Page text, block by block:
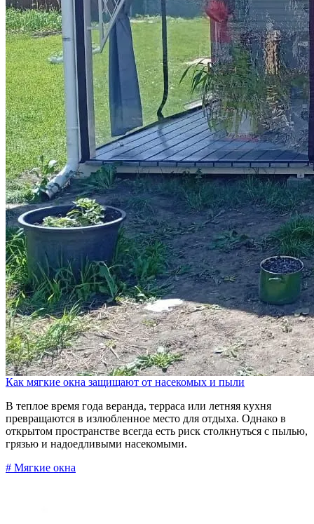
Как мягкие окна защищают от насекомых и пыли
В теплое время года веранда, терраса или летняя кухня
превращаются в излюбленное место для отдыха. Однако в
открытом пространстве всегда есть риск столкнуться с пылью,
грязью и надоедливыми насекомыми.
# Мягкие окна